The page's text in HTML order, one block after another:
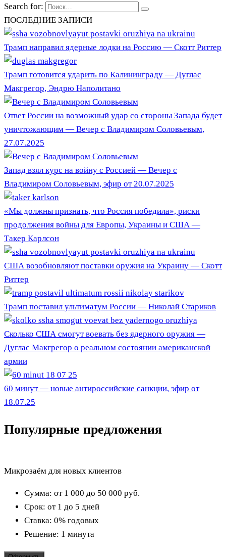
Search for:
ПОСЛЕДНИЕ ЗАПИСИ
Трамп направил ядерные лодки на Россию — Скотт Риттер
Трамп готовится ударить по Калининграду — Дуглас
Макгрегор, Эндрю Наполитано
Ответ России на возможный удар со стороны Запада будет
уничтожающим — Вечер с Владимиром Соловьевым,
27.07.2025
Запад взял курс на войну с Россией — Вечер с
Владимиром Соловьевым, эфир от 20.07.2025
«Мы должны признать, что Россия победила», риски
продолжения войны для Европы, Украины и США —
Такер Карлсон
США возобновляют поставки оружия на Украину — Скотт
Риттер
Трамп поставил ультиматум России — Николай Стариков
Сколько США смогут воевать без ядерного оружия —
Дуглас Макгрегор о реальном состоянии американской
армии
60 минут — новые антироссийские санкции, эфир от
18.07.25
Популярные предложения
Микрозаём для новых клиентов
Сумма: от 1 000 до 50 000 руб.
Срок: от 1 до 5 дней
Ставка: 0% годовых
Решение: 1 минута